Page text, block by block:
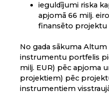
ieguldījumi riska
apjomā 66 milj.
finansēto projektu
No gada sākuma
instrumentu portfelis
milj. EUR) pēc apjoma
projektiem) pēc
instrumentiem